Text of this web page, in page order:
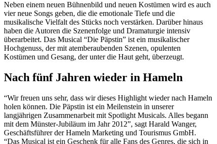
Neben einem neuen Bühnenbild und neuen Kostümen wird es auch
vier neue Songs geben, die die emotionale Tiefe und die
musikalische Vielfalt des Stücks noch verstärken. Darüber hinaus
haben die Autoren die Szenenfolge und Dramaturgie intensiv
überarbeitet. Das Musical “Die Päpstin” ist ein musikalischer
Hochgenuss, der mit atemberaubenden Szenen, opulenten
Kostümen und Gesang, der unter die Haut geht, überzeugt.
Nach fünf Jahren wieder in Hameln
“Wir freuen uns sehr, dass wir dieses Highlight wieder nach Hameln
holen können. Die Päpstin ist ein Meilenstein in unserer
langjährigen Zusammenarbeit mit Spotlight Musicals. Alles begann
mit dem Münster-Jubiläum im Jahr 2012”, sagt Harald Wanger,
Geschäftsführer der Hameln Marketing und Tourismus GmbH.
“Das Musical ist ein Geschenk für alle Fans des Genres, die sich in